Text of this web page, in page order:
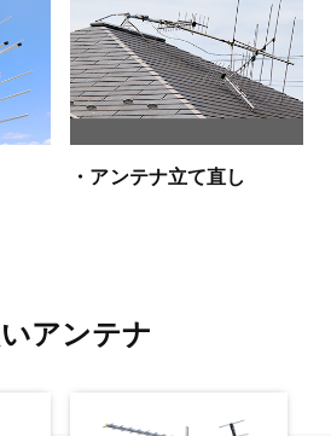
・アンテナ立て直し
アンテナ